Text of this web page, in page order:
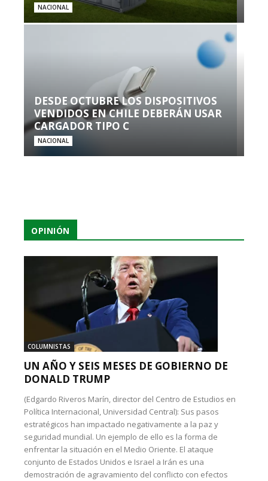
NACIONAL
DESDE OCTUBRE LOS DISPOSITIVOS
VENDIDOS EN CHILE DEBERÁN USAR
CARGADOR TIPO C
NACIONAL
OPINIÓN
COLUMNISTAS
UN AÑO Y SEIS MESES DE GOBIERNO DE
DONALD TRUMP
(Edgardo Riveros Marín, director del Centro de Estudios en
Política Internacional, Universidad Central): Sus pasos
estratégicos han impactado negativamente a la paz y
seguridad mundial. Un ejemplo de ello es la forma de
enfrentar la situación en el Medio Oriente. El ataque
conjunto de Estados Unidos e Israel a Irán es una
demostración de agravamiento del conflicto con efectos